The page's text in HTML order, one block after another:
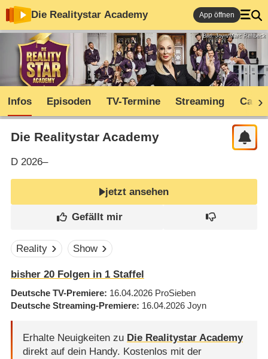
Die Realitystar Academy App öffnen
Bild: Joyn/Marc Rehbeck
Infos Episoden TV-Termine Streaming Cast
Die Realitystar Academy
D2026–
jetzt ansehen
Reality Show
bisher 20Folgen in 1Staffel
Deutsche TV-Premiere 16.04.2026 ProSieben
Deutsche Streaming-Premiere 16.04.2026 Joyn
Erhalte Neuigkeiten zu Die Realitystar Academy
direkt auf dein Handy. Kostenlos mit der